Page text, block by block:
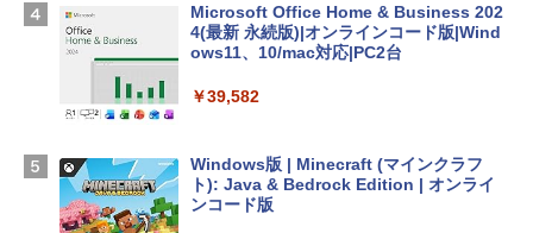
￥278,800
【Amazon.co.jp限定】 HP ノートパソコ
￥129,800
Microsoft Office Home & Business 202
4(最新 永続版)|オンラインコード版|Wind
ows11、10/mac対応|PC2台
￥39,582
Windows版 | Minecraft (マインクラフ
ト): Java & Bedrock Edition | オンライ
ンコード版